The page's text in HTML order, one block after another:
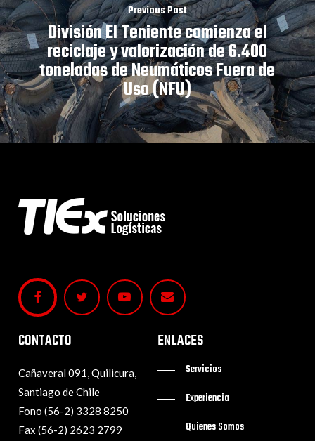
Previous Post
División El Teniente comienza el
reciclaje y valorización de 6.400
toneladas de Neumáticos Fuera de
Uso (NFU)
CONTACTO
Cañaveral 091, Quilicura,
Santiago de Chile
Fono (56-2) 3328 8250
Fax (56-2) 2623 2799
ENLACES
Servicios
Experiencia
Quienes Somos